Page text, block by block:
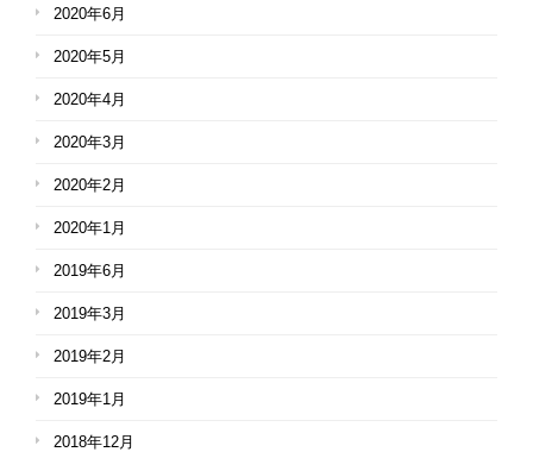
2020年6月
2020年5月
2020年4月
2020年3月
2020年2月
2020年1月
2019年6月
2019年3月
2019年2月
2019年1月
2018年12月